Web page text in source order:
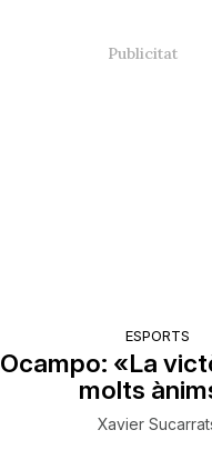
ESPORTS
«La
molts
Xavier